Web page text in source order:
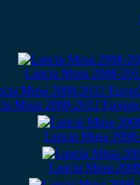
Lancia Musa 2008-
Musa 2008-2012
Lancia Musa
Lancia Musa